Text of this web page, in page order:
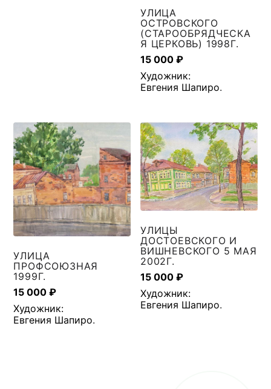
УЛИЦА
ОСТРОВСКОГО
(СТАРООБРЯДЧЕСКА
Я ЦЕРКОВЬ) 1998Г.
15 000₽
Художник:
Евгения Шапиро.
УЛИЦА
ПРОФСОЮЗНАЯ
1999Г.
15 000₽
Художник:
Евгения Шапиро.
УЛИЦЫ
ДОСТОЕВСКОГО И
ВИШНЕВСКОГО 5 МАЯ
2002Г.
15 000₽
Художник:
Евгения Шапиро.